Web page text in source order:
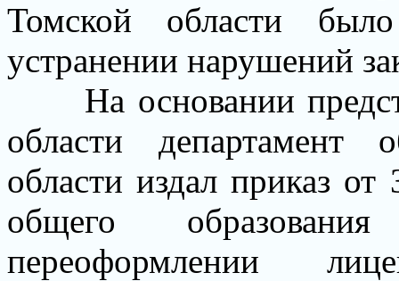
Томской области
устранении нарушений
На основании
области департамент
области издалприказ от
общего
переоформлении